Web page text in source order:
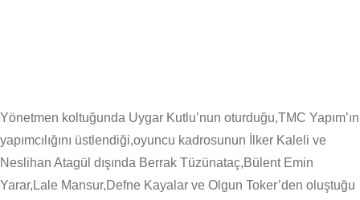
Yönetmen koltuğunda Uygar Kutlu’nun oturduğu,TMC Yapım’ın
yapımcılığını üstlendiği,oyuncu kadrosunun İlker Kaleli ve
Neslihan Atagül dışında Berrak Tüzünataç,Bülent Emin
Yarar,Lale Mansur,Defne Kayalar ve Olgun Toker’den oluştuğu